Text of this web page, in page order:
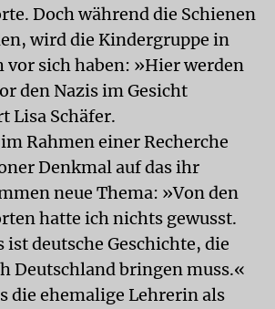
Doch während die Schienen
wird die Kindergruppe in
vor sich haben: »Hier werden
den Nazis im Gesicht
Lisa Schäfer.
Rahmen einer Recherche
Denkmal auf das ihr
neue Thema: »Von den
hatte ich nichts gewusst.
ist deutsche Geschichte, die
Deutschland bringen muss.«
die ehemalige Lehrerin als